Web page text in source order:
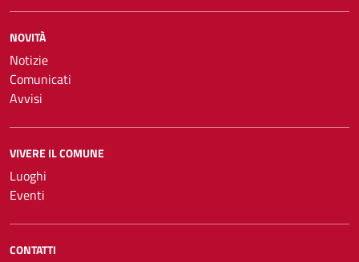
NOVITÀ
Notizie
Comunicati
Avvisi
VIVERE IL COMUNE
Luoghi
Eventi
CONTATTI